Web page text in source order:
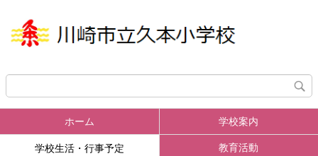
ホーム 学校案内
学校生活・行事予定 教育活動